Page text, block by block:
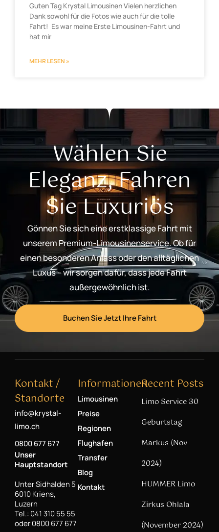
Guten Tag Krystal Limousinen Vielen herzlichen
Dank sowohl für die Fotos wie auch für die tolle
Fahrt! Es war meine Erste Limousinen-Fahrt und
hat mir
MEHR LESEN »
Wählen Sie
Eleganz, Fahren
Sie Luxuriös
Gönnen Sie sich eine erstklassige Fahrt mit
unserem Premium-Limousinenservice. Ob für
einen besonderen Anlass oder den alltäglichen
Luxus – wir sorgen dafür, dass jede Fahrt
außergewöhnlich ist.
Buchen Sie Jetzt Ihre Fahrt
Kontakt /
Standorte
info@krystal-
limo.ch
0800 677 677
Unser
Hauptstandort
Unter Sidhalden 5
6010 Kriens,
Luzern
Tel.: 041 310 55 55
oder 0800 677 677
Informationen
Limousinen
Preise
Regionen
Flughafen
Transfer
Blog
Kontakt
Recent Posts
Limo Service 30
Geburtstag
Markus (Nov
2024)
HUMMER Limo
Zirkus Ohlala
(November 2024)